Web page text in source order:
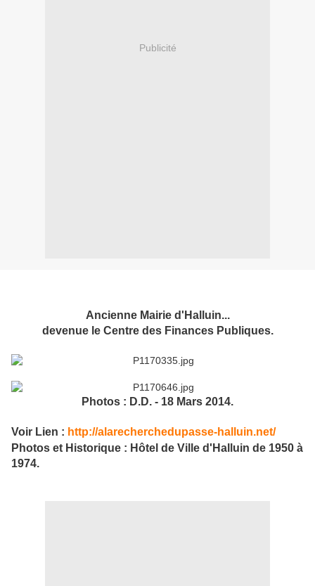
Publicité
Ancienne Mairie d'Halluin...
devenue le Centre des Finances Publiques.
Photos : D.D. - 18 Mars 2014.
Voir Lien : http://alarecherchedupasse-halluin.net/
Photos et Historique : Hôtel de Ville d'Halluin de 1950 à
1974.